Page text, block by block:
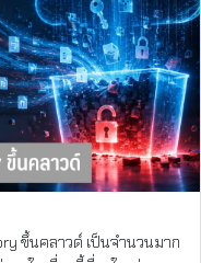
ขึ้นคลาวด์ เป็นจำนวนมาก